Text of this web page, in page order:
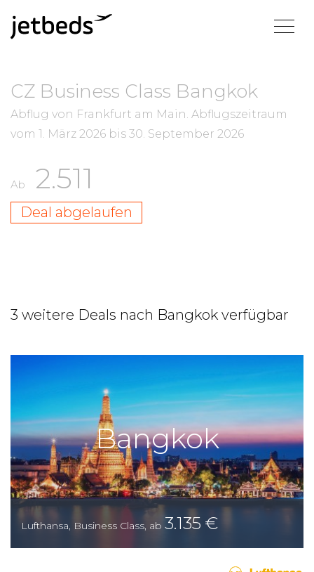
CZ Business Class Bangkok
Abflug von Frankfurt am Main. Abflugszeitraum
vom 1. März 2026 bis 30. September 2026
Ab 2.511
Deal abgelaufen
3 weitere Deals nach Bangkok verfügbar
Bangkok
Lufthansa, Business Class, ab 3.135 €